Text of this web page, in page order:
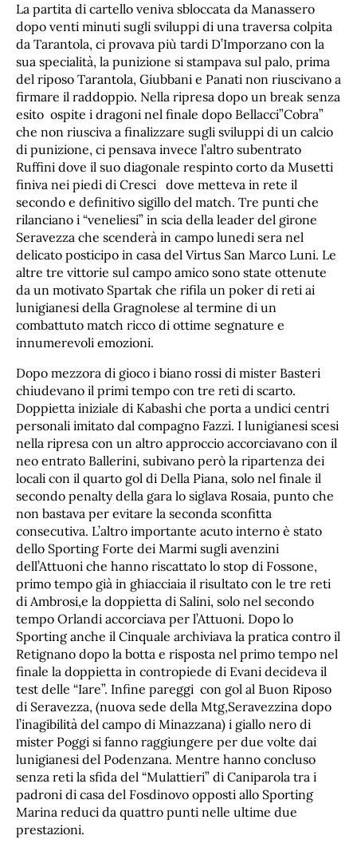
La partita di cartello veniva sbloccata da Manassero
dopo venti minuti sugli sviluppi di una traversa colpita
da Tarantola, ci provava più tardi D’Imporzano con la
sua specialità, la punizione si stampava sul palo, prima
del riposo Tarantola, Giubbani e Panati non riuscivano a
firmare il raddoppio. Nella ripresa dopo un break senza
esito ospite i dragoni nel finale dopo Bellacci”Cobra”
che non riusciva a finalizzare sugli sviluppi di un calcio
di punizione, ci pensava invece l’altro subentrato
Ruffini dove il suo diagonale respinto corto da Musetti
finiva nei piedi di Cresci dove metteva in rete il
secondo e definitivo sigillo del match. Tre punti che
rilanciano i “veneliesi” in scia della leader del girone
Seravezza che scenderà in campo lunedi sera nel
delicato posticipo in casa del Virtus San Marco Luni. Le
altre tre vittorie sul campo amico sono state ottenute
da un motivato Spartak che rifila un poker di reti ai
lunigianesi della Gragnolese al termine di un
combattuto match ricco di ottime segnature e
innumerevoli emozioni.
Dopo mezzora di gioco i biano rossi di mister Basteri
chiudevano il primi tempo con tre reti di scarto.
Doppietta iniziale di Kabashi che porta a undici centri
personali imitato dal compagno Fazzi. I lunigianesi scesi
nella ripresa con un altro approccio accorciavano con il
neo entrato Ballerini, subivano però la ripartenza dei
locali con il quarto gol di Della Piana, solo nel finale il
secondo penalty della gara lo siglava Rosaia, punto che
non bastava per evitare la seconda sconfitta
consecutiva. L’altro importante acuto interno è stato
dello Sporting Forte dei Marmi sugli avenzini
dell’Attuoni che hanno riscattato lo stop di Fossone,
primo tempo già in ghiacciaia il risultato con le tre reti
di Ambrosi,e la doppietta di Salini, solo nel secondo
tempo Orlandi accorciava per l’Attuoni. Dopo lo
Sporting anche il Cinquale archiviava la pratica contro il
Retignano dopo la botta e risposta nel primo tempo nel
finale la doppietta in contropiede di Evani decideva il
test delle “Iare”. Infine pareggi con gol al Buon Riposo
di Seravezza, (nuova sede della Mtg,Seravezzina dopo
l’inagibilità del campo di Minazzana) i giallo nero di
mister Poggi si fanno raggiungere per due volte dai
lunigianesi del Podenzana. Mentre hanno concluso
senza reti la sfida del “Mulattieri” di Caniparola tra i
padroni di casa del Fosdinovo opposti allo Sporting
Marina reduci da quattro punti nelle ultime due
prestazioni.